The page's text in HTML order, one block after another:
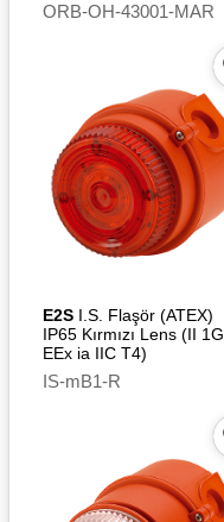
ORB-OH-43001-MAR
E2S I.S. Flaşör (ATEX)
IP65 Kırmızı Lens (II 1G
EEx ia IIC T4)
IS-mB1-R